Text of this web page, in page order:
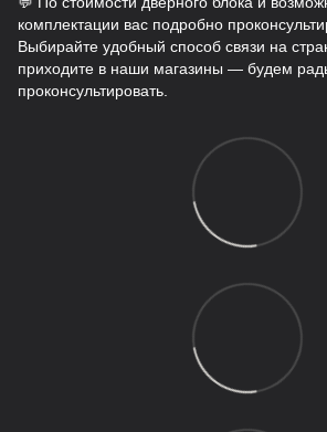
комплектации вас подробно
Выбирайте удобный способ связи на
приходите в наши магазины — будем
проконсультировать.